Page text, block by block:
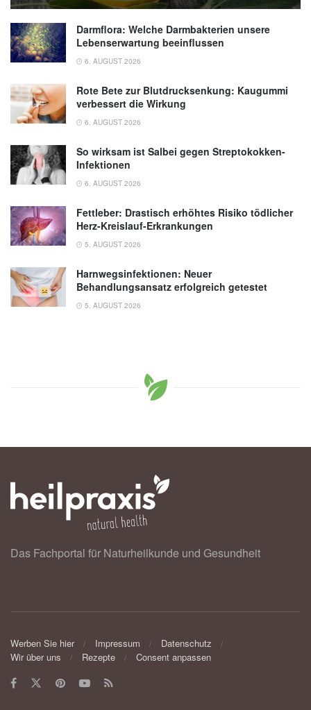
Darmflora: Welche Darmbakterien unsere
Lebenserwartung beeinflussen
6. AUGUST 2026
Rote Bete zur Blutdrucksenkung: Kaugummi
verbessert die Wirkung
6. AUGUST 2026
So wirksam ist Salbei gegen Streptokokken-
Infektionen
6. AUGUST 2026
Fettleber: Drastisch erhöhtes Risiko tödlicher
Herz-Kreislauf-Erkrankungen
5. AUGUST 2026
Harnwegsinfektionen: Neuer
Behandlungsansatz erfolgreich getestet
5. AUGUST 2026
Das Fachportal für Naturheilkunde und Gesundheit
Werben Sie hier Impressum
Datenschutz
Wir über uns
Rezepte Consent anpassen